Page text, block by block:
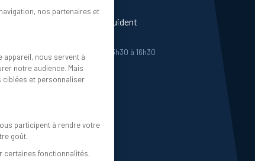
nos partenaires et
nous servent à
notre audience. Mais
ciblées et personnaliser
participent à rendre votre
goût.
certaines fonctionnalités.
d’aide ? Nos experts vous guident
au vendredi de 8h30 à 12h30 et 13h30 à 16h30
nous
nous sur les réseaux !